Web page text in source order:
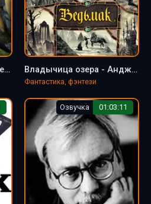
Башня Ласточки - Анджей Сапковский Владычица озера - Анджей Сапковский
Фантастика, фэнтези
Озвучка 01:03:11